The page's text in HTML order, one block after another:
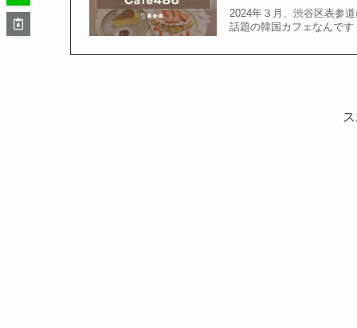
2024年３月、渋谷区表参
話題の韓国カフェなんで